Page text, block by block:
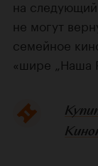
на следующий
не могут
семейное
«шире „Наша